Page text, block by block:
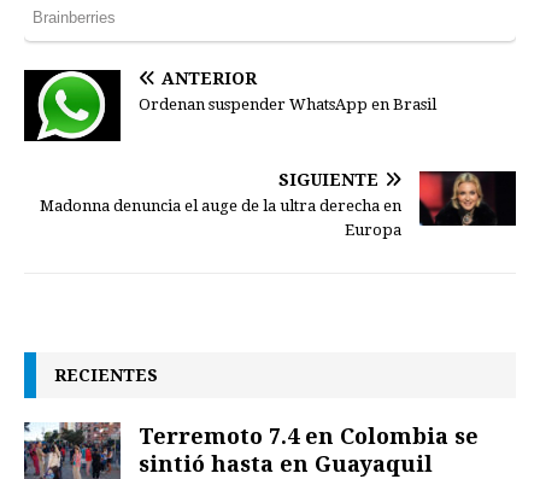
ANTERIOR
Ordenan suspender WhatsApp en Brasil
SIGUIENTE
Madonna denuncia el auge de la ultra derecha en
Europa
RECIENTES
Terremoto 7.4 en Colombia se
sintió hasta en Guayaquil